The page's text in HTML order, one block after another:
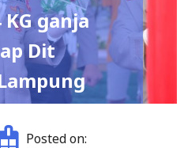
KG ganja
Dit
Posted on: